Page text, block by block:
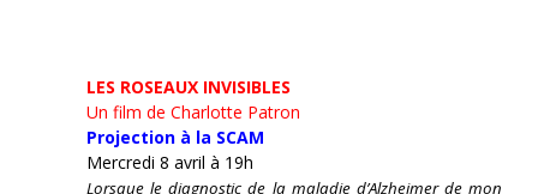
LES ROSEAUX INVISIBLES
Un film de Charlotte Patron
Projection à la SCAM
Mercredi 8 avril à 19h
Lorsque le diagnostic de la maladie d’Alzheimer de mon